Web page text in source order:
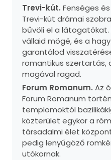
Trevi-kút. Fenséges
Trevi-kút drámai
bűvöli el a
vállaid mögé, és a
garantálod
romantikus szertartás,
magával ragad.
Forum Romanum. Az
Forum Romanum
templomoktól
közterület egykor a
társadalmi élet
pedig lenyűgöző
utókornak.